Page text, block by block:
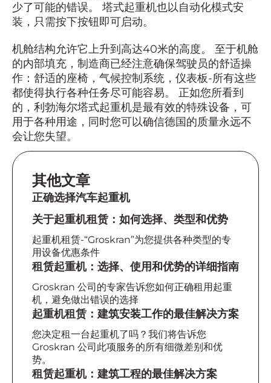
少了可能的错误。 塔式起重机也以自动化模式安
装，只需按下按钮即可启动。
机舱结构允许它上升到高达40米的高度。 至于机舱
的内部填充，制造商已经注意确保驾驶员的舒适操
作：舒适的座椅，气候控制系统，仪表板-所有这些
都使得执行各种任务尽可能容易。 正如您所看到
的，利勃海尔塔式起重机是最有效的特殊设备，可
用于各种用途，同时您可以确信德国的质量永远不
会让您失望。
其他文章
正确选择汽车起重机
关于起重机租赁：如何选择、类型和优势
起重机租赁-“Groskran”为您提供各种类型的专
用设备优惠条件
租赁起重机：选择、使用和优势的详细指南
Groskran 公司的专家告诉您如何正确租用起重
机，避免做出错误的选择
起重机租赁：建筑安装工作的最佳解决方案
您决定租一台起重机了吗？我们将告诉您
Groskran 公司此项服务的所有细微差别和优
势。
租赁起重机：建筑工程的最佳解决方案